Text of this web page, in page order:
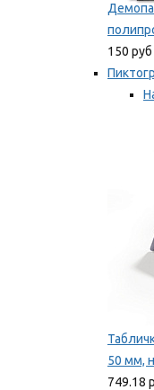
150 руб
50 мм,
749.18